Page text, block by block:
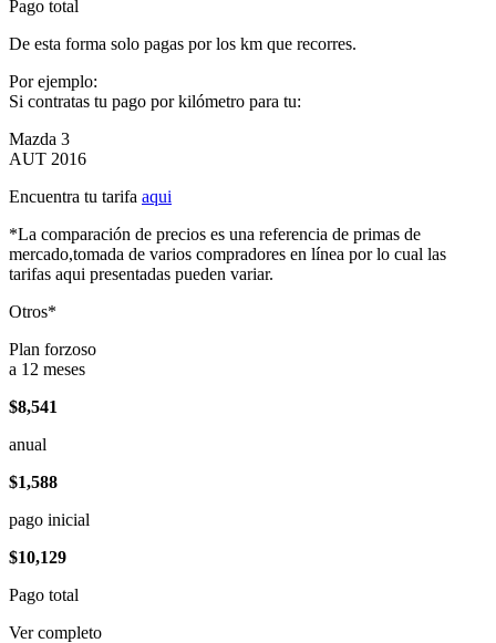
Pago total
De esta forma solo pagas por los km que recorres.
Por ejemplo:
Si contratas tu pago por kilómetro para tu:
Mazda 3
AUT 2016
Encuentra tu tarifa aqui
*La comparación de precios es una referencia de primas de
mercado,tomada de varios compradores en línea por lo cual las
tarifas aqui presentadas pueden variar.
Otros*
Plan forzoso
a 12 meses
$8,541
anual
$1,588
pago inicial
$10,129
Pago total
Ver completo